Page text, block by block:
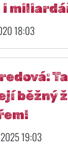
i
18:03
běžný
19:03